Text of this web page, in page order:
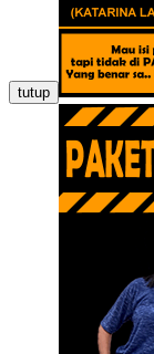
tutup